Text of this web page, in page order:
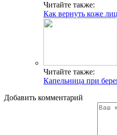
Читайте также:
Как вернуть коже
Читайте также:
Капельница при
Добавить комментарий